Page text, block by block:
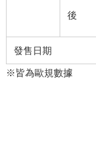
後
發售日期
※皆為歐規數據